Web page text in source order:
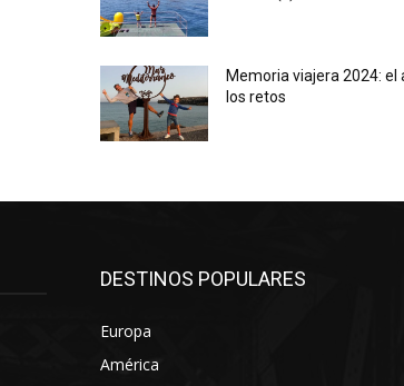
Memoria viajera 2024: el
los retos
DESTINOS POPULARES
Europa
América